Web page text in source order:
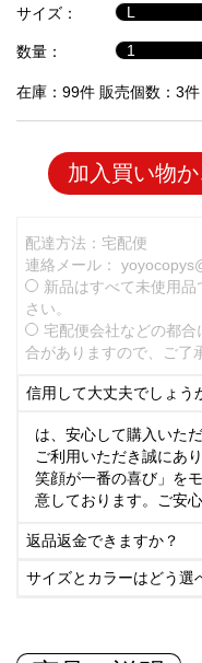
品
サイズ：
数量：
在庫：99件 販売個数：3件
加入買い物
配達方法：宅配便
連絡メール：
新品はすべて未使用
さい。
宅配便会社などの都
合がありますので、ご了
信用して大丈夫でしょう
は、安心して購入いた
ご利用いただき誠にあ
笑顔が一番の喜び」を
意しております。ご安
返品返金できますか？
サイズとカラーはどう選